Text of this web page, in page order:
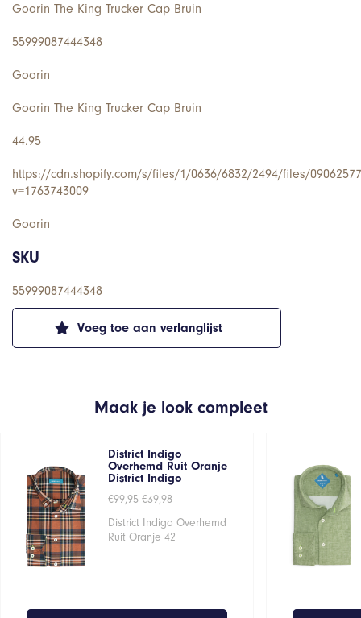
Voeg toe aan verlanglijst
Goorin The King Trucker Cap Bruin
55999087444348
Goorin
Goorin The King Trucker Cap Bruin
44.95
https://cdn.shopify.com/s/files/1/0636/6832/2494/files/
v=1763743009
Goorin
SKU
55999087444348
Maak je look compleet
District Indigo
Overhemd Ruit Oranje
District Indigo
€99,95 Oorspronkelijke
was:
€99,95.
€39,98Huidige
is:
€39,98.
District Indigo Overhemd
Ruit Oranje 42